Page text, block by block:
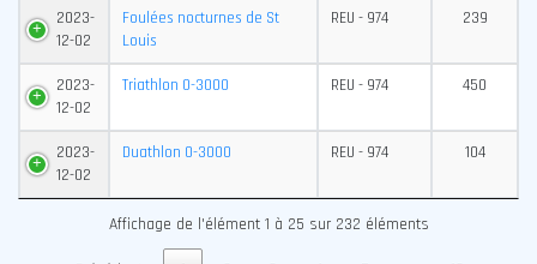
2023-
12-02
Foulées nocturnes de St
Louis
REU - 974 239
2023-
12-02
Triathlon 0-3000 REU - 974 450
2023-
12-02
Duathlon 0-3000 REU - 974 104
Affichage de l'élément 1 à 25 sur 232 éléments